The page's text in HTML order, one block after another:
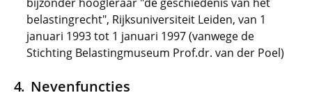
belastingrecht", Rijksuniversiteit Leiden, van 1
januari 1993 tot 1 januari 1997 (vanwege de
Stichting Belastingmuseum Prof.dr. van der Poel)
Nevenfuncties